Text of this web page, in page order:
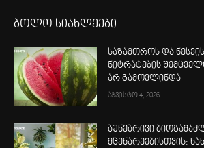
ბოლო სიახლეები
საზამთროს და
ნიტრატების
არ გამოვლინდა
აგვისტო 4, 2026
ბუნებრივი
მცენარეებისთვის: